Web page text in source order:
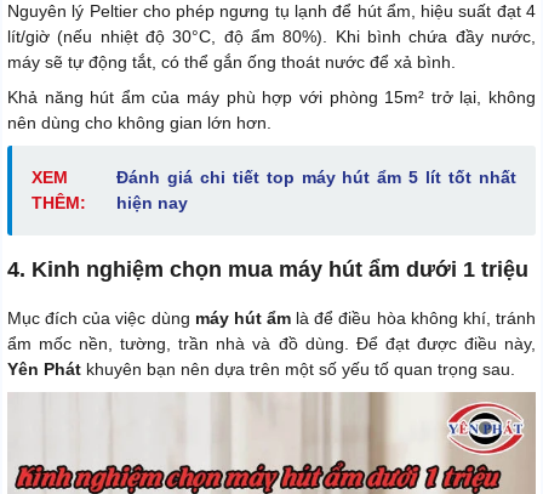
Nguyên lý Peltier cho phép ngưng tụ lạnh để hút ẩm, hiệu suất đạt 4
lít/giờ (nếu nhiệt độ 30°C, độ ẩm 80%). Khi bình chứa đầy nước,
máy sẽ tự động tắt, có thể gắn ống thoát nước để xả bình.
Khả năng hút ẩm của máy phù hợp với phòng 15m² trở lại, không
nên dùng cho không gian lớn hơn.
XEM
THÊM:
Đánh giá chi tiết top máy hút ẩm 5 lít tốt nhất
hiện nay
4. Kinh nghiệm chọn mua máy hút ẩm dưới 1 triệu
Mục đích của việc dùng máy hút ẩm là để điều hòa không khí, tránh
ẩm mốc nền, tường, trần nhà và đồ dùng. Để đạt được điều này,
Yên Phát khuyên bạn nên dựa trên một số yếu tố quan trọng sau.